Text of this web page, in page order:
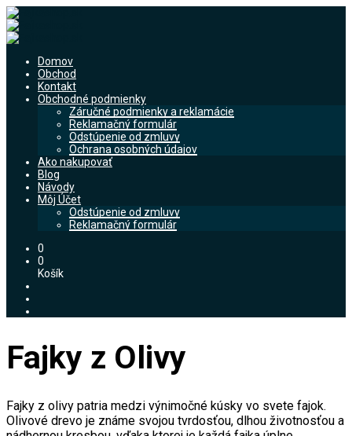
Domov
Obchod
Kontakt
Obchodné podmienky
Záručné podmienky a reklamácie
Reklamačný formulár
Odstúpenie od zmluvy
Ochrana osobných údajov
Ako nakupovať
Blog
Návody
Môj Účet
Odstúpenie od zmluvy
Reklamačný formulár
0
0
Košík
Fajky z Olivy
Fajky z olivy patria medzi výnimočné kúsky vo svete fajok.
Olivové drevo je známe svojou tvrdosťou, dlhou životnosťou a